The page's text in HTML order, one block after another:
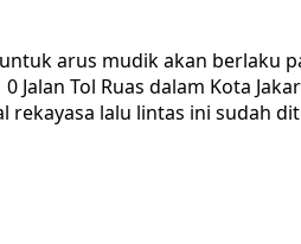
arus mudik akan berlaku
Jalan Tol Ruas dalam Kota
rekayasa lalu lintas ini sudah